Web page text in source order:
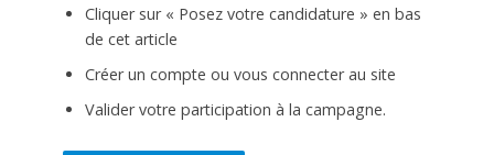
Cliquer sur « Posez votre candidature » en bas
de cet article
Créer un compte ou vous connecter au site
Valider votre participation à la campagne.